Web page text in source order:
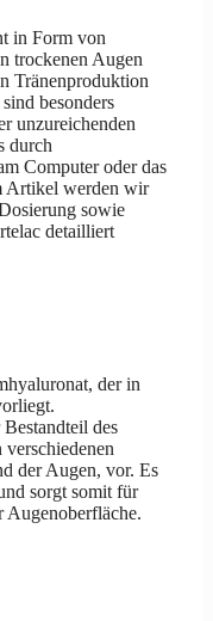
in Form von
trockenen Augen
Tränenproduktion
besonders
unzureichenden
durch
Computer oder das
Artikel werden wir
sowie
detailliert
der in
des
der Augen, vor. Es
sorgt somit für
Augenoberfläche.